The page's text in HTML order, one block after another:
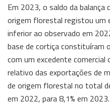
Em 2023, o saldo da balança
origem florestal registou um
inferior ao observado em
base de cortiça constituíram
com um excedente
relativo das exportações de
de origem florestal no total
em 2022, para 8,1% em 2023.